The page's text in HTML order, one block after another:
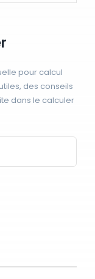
pour calcul
des conseils
dans le calculer